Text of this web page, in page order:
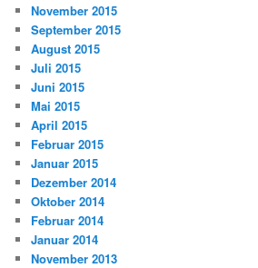
November 2015
September 2015
August 2015
Juli 2015
Juni 2015
Mai 2015
April 2015
Februar 2015
Januar 2015
Dezember 2014
Oktober 2014
Februar 2014
Januar 2014
November 2013